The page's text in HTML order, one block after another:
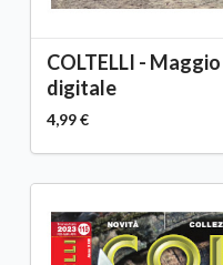
COLTELLI -
digitale
4,99 €